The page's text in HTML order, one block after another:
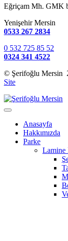
Eğriçam Mh. GMK
Yenişehir Mersin
0533 267 2834
0 532 725 85 52
0324 341 4522
© Şerifoğlu Mersin
Site
Anasayfa
Hakkımızda
Parke
Lamine